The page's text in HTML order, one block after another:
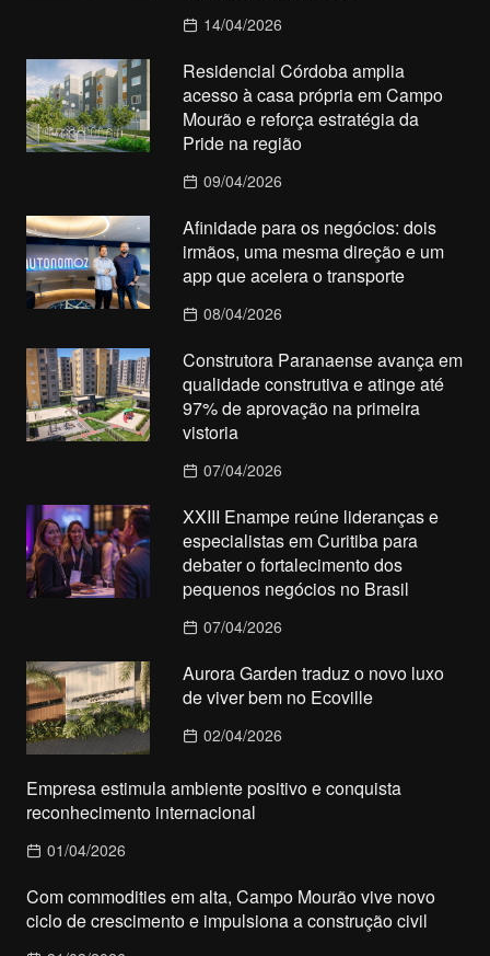
14/04/2026
Residencial Córdoba amplia
acesso à casa própria em Campo
Mourão e reforça estratégia da
Pride na região
09/04/2026
Afinidade para os negócios: dois
irmãos, uma mesma direção e um
app que acelera o transporte
08/04/2026
Construtora Paranaense avança em
qualidade construtiva e atinge até
97% de aprovação na primeira
vistoria
07/04/2026
XXIII Enampe reúne lideranças e
especialistas em Curitiba para
debater o fortalecimento dos
pequenos negócios no Brasil
07/04/2026
Aurora Garden traduz o novo luxo
de viver bem no Ecoville
02/04/2026
Empresa estimula ambiente positivo e conquista
reconhecimento internacional
01/04/2026
Com commodities em alta, Campo Mourão vive novo
ciclo de crescimento e impulsiona a construção civil